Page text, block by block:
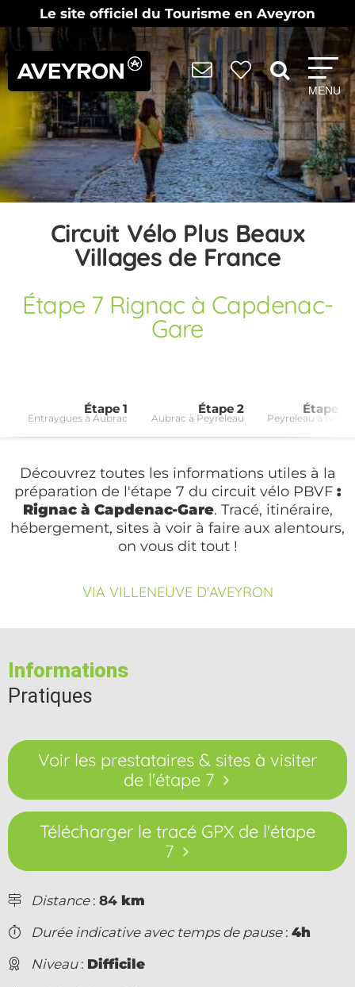
Le site officiel du Tourisme en Aveyron
MENU
Circuit Vélo Plus Beaux
Villages de France
Étape 7 Rignac à Capdenac-
Gare
Étape 1
Entraygues à Aubrac
Étape 2
Aubrac à Peyreleau
Étape 3
Peyreleau à Nant
Découvrez toutes les informations utiles à la
préparation de l'étape 7 du circuit vélo PBVF :
Rignac à Capdenac-Gare. Tracé, itinéraire,
hébergement, sites à voir à faire aux alentours,
on vous dit tout !
VIA VILLENEUVE D'AVEYRON
Informations
Pratiques
Voir les prestataires & sites à visiter
de l'étape 7
Télécharger le tracé GPX de l'étape
7
Distance: 84 km
Durée indicative avec temps de pause: 4h
Niveau: Difficile